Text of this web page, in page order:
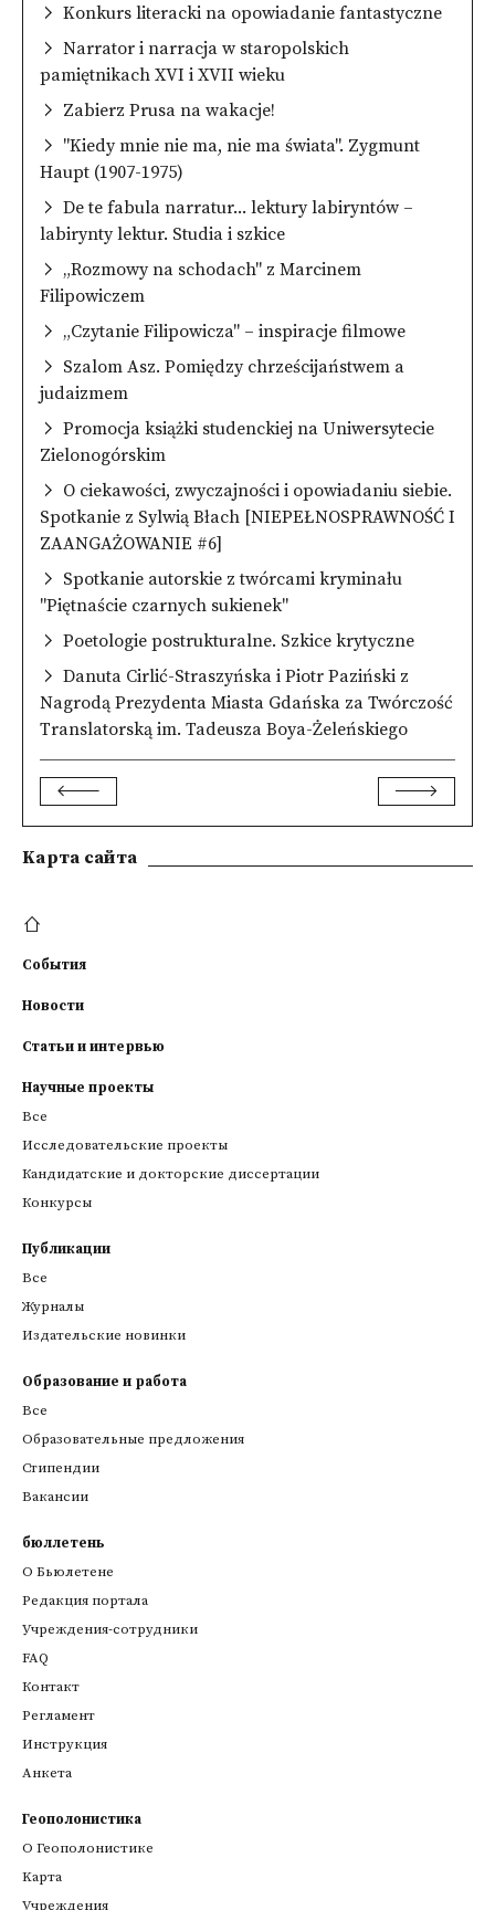
Konkurs literacki na opowiadanie fantastyczne
Narrator i narracja w staropolskich
pamiętnikach XVI i XVII wieku
Zabierz Prusa na wakacje!
"Kiedy mnie nie ma, nie ma świata". Zygmunt
Haupt (1907-1975)
De te fabula narratur... lektury labiryntów –
labirynty lektur. Studia i szkice
„Rozmowy na schodach" z Marcinem
Filipowiczem
„Czytanie Filipowicza" – inspiracje filmowe
Szalom Asz. Pomiędzy chrześcijaństwem a
judaizmem
Promocja książki studenckiej na Uniwersytecie
Zielonogórskim
O ciekawości, zwyczajności i opowiadaniu siebie.
Spotkanie z Sylwią Błach [NIEPEŁNOSPRAWNOŚĆ I
ZAANGAŻOWANIE #6]
Spotkanie autorskie z twórcami kryminału
"Piętnaście czarnych sukienek"
Poetologie postrukturalne. Szkice krytyczne
Danuta Cirlić-Straszyńska i Piotr Paziński z
Nagrodą Prezydenta Miasta Gdańska za Twórczość
Translatorską im. Tadeusza Boya-Żeleńskiego
Kарта сайта
События
Новости
Статьи и интервью
Научные проекты
Все
Исследовательские проекты
Кандидатские и докторские диссертации
Конкурсы
Публикации
Все
Журналы
Издательские новинки
Образование и работа
Все
Образовательные предложения
Стипендии
Вакансии
бюллетень
О Бьюлетене
Редакция портала
Учреждения-сотрудники
FAQ
Контакт
Регламент
Инструкция
Анкета
Геополонистика
О Геополонистике
Kарта
Учреждения